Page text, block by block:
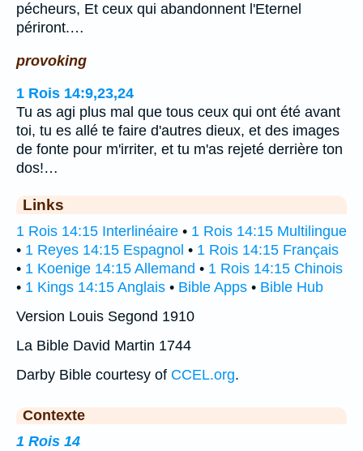
pécheurs, Et ceux qui abandonnent l'Eternel
périront.…
provoking
1 Rois 14:9,23,24
Tu as agi plus mal que tous ceux qui ont été avant
toi, tu es allé te faire d'autres dieux, et des images
de fonte pour m'irriter, et tu m'as rejeté derrière ton
dos!…
Links
1 Rois 14:15 Interlinéaire • 1 Rois 14:15 Multilingue
• 1 Reyes 14:15 Espagnol • 1 Rois 14:15 Français
• 1 Koenige 14:15 Allemand • 1 Rois 14:15 Chinois
• 1 Kings 14:15 Anglais • Bible Apps • Bible Hub
Version Louis Segond 1910
La Bible David Martin 1744
Darby Bible courtesy of CCEL.org.
Contexte
1 Rois 14